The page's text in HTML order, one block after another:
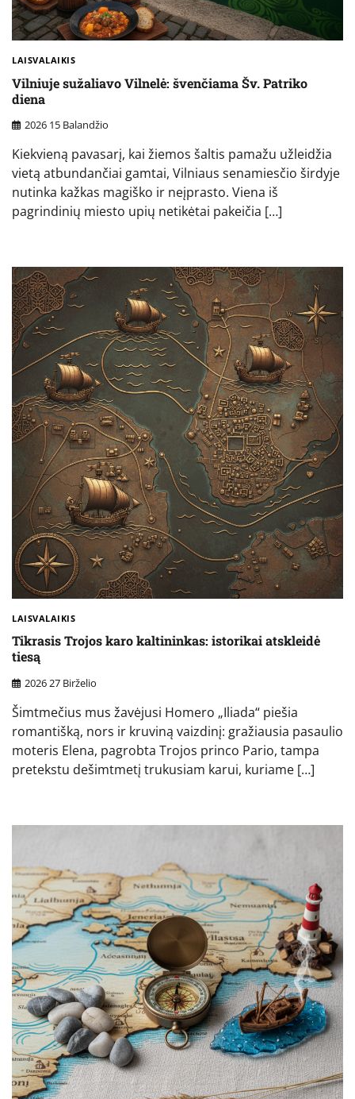
LAISVALAIKIS
Vilniuje sužaliavo Vilnelė: švenčiama Šv. Patriko
diena
2026 15 Balandžio
Kiekvieną pavasarį, kai žiemos šaltis pamažu užleidžia
vietą atbundančiai gamtai, Vilniaus senamiesčio širdyje
nutinka kažkas magiško ir neįprasto. Viena iš
pagrindinių miesto upių netikėtai pakeičia […]
LAISVALAIKIS
Tikrasis Trojos karo kaltininkas: istorikai atskleidė
tiesą
2026 27 Birželio
Šimtmečius mus žavėjusi Homero „Iliada“ piešia
romantišką, nors ir kruviną vaizdinį: gražiausia pasaulio
moteris Elena, pagrobta Trojos princo Pario, tampa
pretekstu dešimtmetį trukusiam karui, kuriame […]